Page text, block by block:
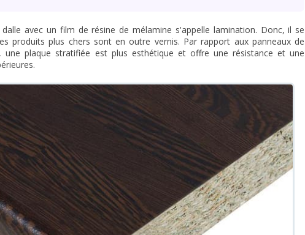
avec un film de résine de mélamine s'appelle lamination. Donc, il se
produits plus chers sont en outre vernis. Par rapport aux panneaux de
une plaque stratifiée est plus esthétique et offre une résistance et une